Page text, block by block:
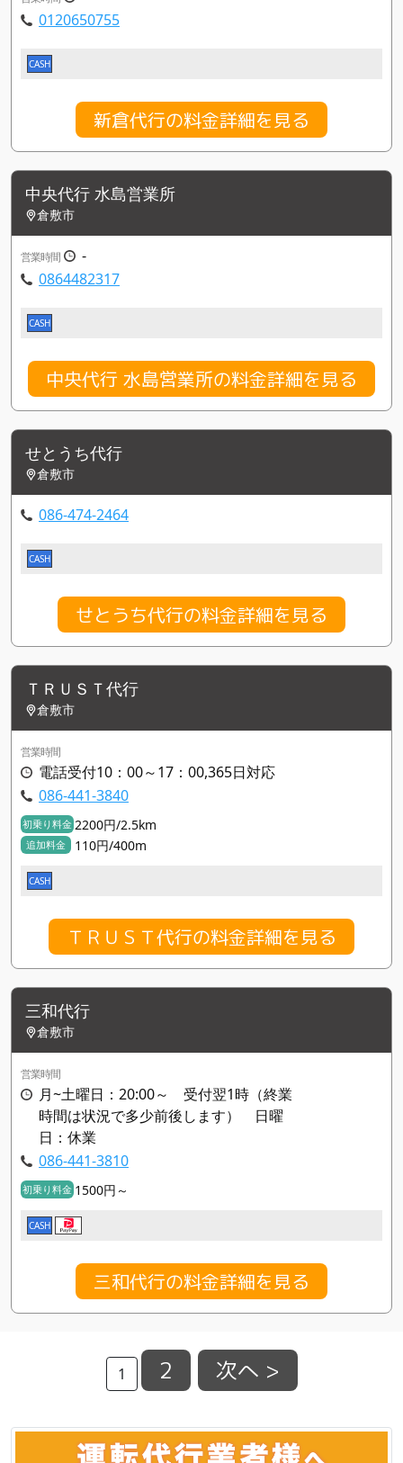
0120650755
CASH
新倉代行の料金詳細を見る
中央代行 水島営業所
倉敷市
営業時間
-
0864482317
CASH
中央代行 水島営業所の料金詳細を見る
せとうち代行
倉敷市
086-474-2464
CASH
せとうち代行の料金詳細を見る
ＴＲＵＳＴ代行
倉敷市
営業時間
電話受付10：00～17：00,365日対応
086-441-3840
初乗り料金 2200円/2.5km
追加料金 110円/400m
CASH
ＴＲＵＳＴ代行の料金詳細を見る
三和代行
倉敷市
営業時間
月~土曜日：20:00～ 受付翌1時（終業
時間は状況で多少前後します） 日曜
日：休業
086-441-3810
初乗り料金 1500円～
CASH
三和代行の料金詳細を見る
1 2 次へ >